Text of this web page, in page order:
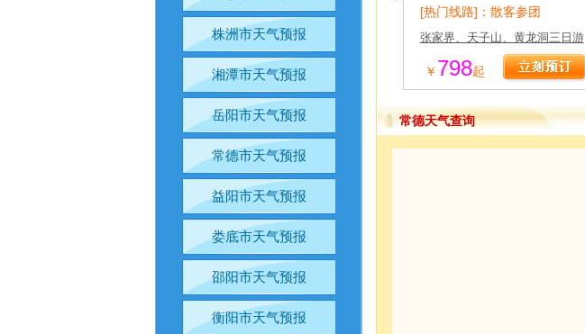
株洲市天气预报
湘潭市天气预报
岳阳市天气预报
常德市天气预报
益阳市天气预报
娄底市天气预报
邵阳市天气预报
衡阳市天气预报
[热门线路]：散客参团
张家界、天子山、黄龙洞三日游
￥ 798起
常德天气查询